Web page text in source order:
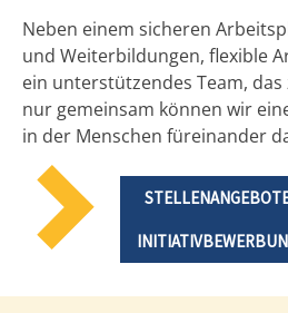
Neben einem sicheren
und Weiterbildungen, flexible
ein unterstützendes Team,
nur gemeinsam können wir
in der Menschen füreinander